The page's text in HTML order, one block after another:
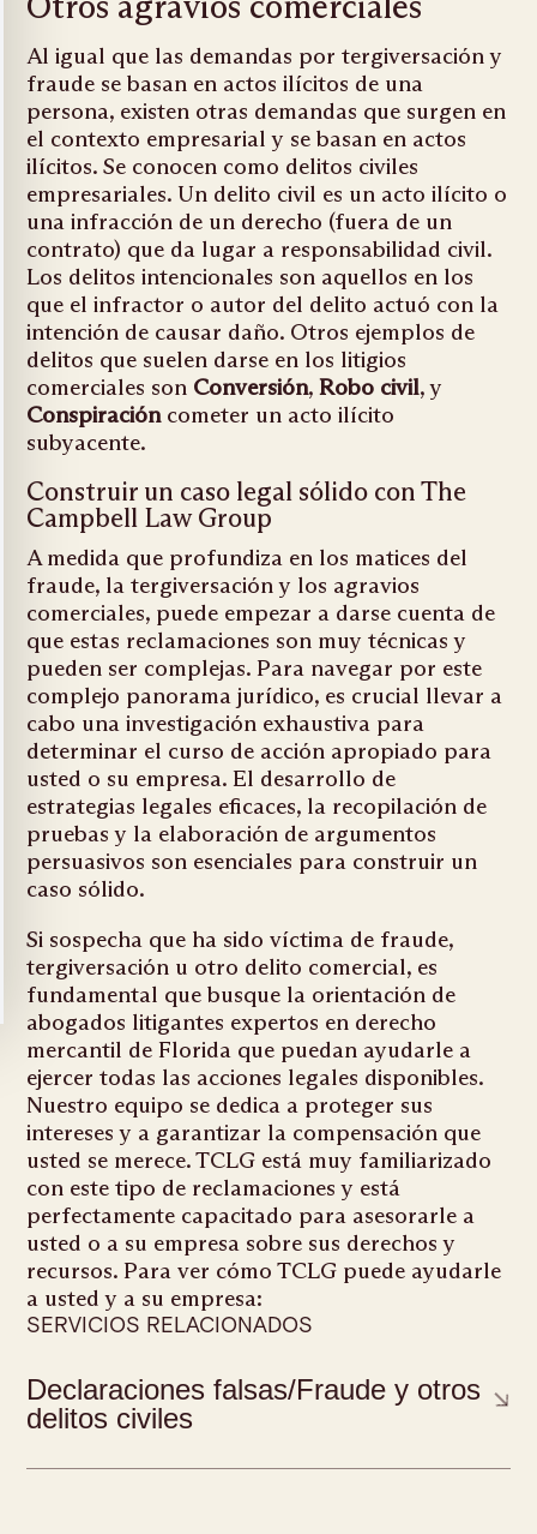
Al igual que las demandas por tergiversación y
fraude se basan en actos ilícitos de una
persona, existen otras demandas que surgen en
el contexto empresarial y se basan en actos
ilícitos. Se conocen como delitos civiles
empresariales. Un delito civil es un acto ilícito o
una infracción de un derecho (fuera de un
contrato) que da lugar a responsabilidad civil.
Los delitos intencionales son aquellos en los
que el infractor o autor del delito actuó con la
intención de causar daño. Otros ejemplos de
delitos que suelen darse en los litigios
comerciales son Conversión,Robo civil, y
Conspiracióncometer un acto ilícito
subyacente.
Construir un caso legal sólido con The
Campbell Law Group
A medida que profundiza en los matices del
fraude, la tergiversación y los agravios
comerciales, puede empezar a darse cuenta de
que estas reclamaciones son muy técnicas y
pueden ser complejas. Para navegar por este
complejo panorama jurídico, es crucial llevar a
cabo una investigación exhaustiva para
determinar el curso de acción apropiado para
usted o su empresa. El desarrollo de
estrategias legales eficaces, la recopilación de
pruebas y la elaboración de argumentos
persuasivos son esenciales para construir un
caso sólido.
Si sospecha que ha sido víctima de fraude,
tergiversación u otro delito comercial, es
fundamental que busque la orientación de
abogados litigantes expertos en derecho
mercantil de Florida que puedan ayudarle a
ejercer todas las acciones legales disponibles.
Nuestro equipo se dedica a proteger sus
intereses y a garantizar la compensación que
usted se merece. TCLG está muy familiarizado
con este tipo de reclamaciones y está
perfectamente capacitado para asesorarle a
usted o a su empresa sobre sus derechos y
recursos. Para ver cómo TCLG puede ayudarle
a usted y a su empresa:
SERVICIOS RELACIONADOS
Declaraciones falsas/Fraude y otros
delitos civiles